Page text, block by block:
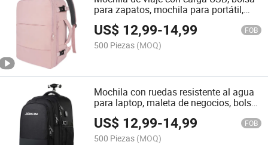
para zapatos, mochila para portátil,
bolsa de vuelo, mochila casual para
enfermeras
US$ 12,99-14,99 FOB
500 Piezas (MOQ)
Mochila con ruedas resistente al agua
para laptop, maleta de negocios, bolsa
rodante para pernoctar
US$ 12,99-14,99 FOB
500 Piezas (MOQ)